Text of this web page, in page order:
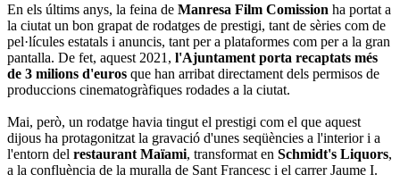
En els últims anys, la feina de Manresa Film Comission ha portat a
la ciutat un bon grapat de rodatges de prestigi, tant de sèries com de
pel·lícules estatals i anuncis, tant per a plataformes com per a la gran
pantalla. De fet, aquest 2021, l'Ajuntament porta recaptats més
de 3 milions d'euros que han arribat directament dels permisos de
produccions cinematogràfiques rodades a la ciutat.
Mai, però, un rodatge havia tingut el prestigi com el que aquest
dijous ha protagonitzat la gravació d'unes seqüències a l'interior i a
l'entorn del restaurant Maïami, transformat en Schmidt's Liquors,
a la confluència de la muralla de Sant Francesc i el carrer Jaume I.